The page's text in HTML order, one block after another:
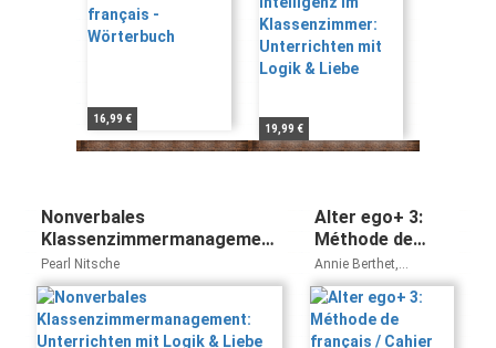
16,99 €
19,99 €
Nonverbales
Klassenzimmermanagement:
Unterrichten mit Logik &
Liebe
Pearl Nitsche
Alter ego+ 3:
Méthode de
français / Cahier
d’activités –
Arbeitsbuch mit
Audio-CD
Annie Berthet,
Emmanuelle Daill,
Catherine Hugot,
Monique
Waendendries,